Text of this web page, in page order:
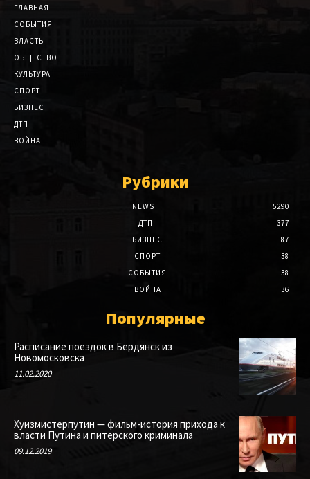
ГЛАВНАЯ
СОБЫТИЯ
ВЛАСТЬ
ОБЩЕСТВО
КУЛЬТУРА
СПОРТ
БИЗНЕС
ДТП
ВОЙНА
Рубрики
NEWS
5290
ДТП
377
БИЗНЕС
87
СПОРТ
38
СОБЫТИЯ
38
ВОЙНА
36
Популярные
Расписание поездок в Бердянск из
Новомосковска
11.02.2020
Хуизмистерпутин — фильм-история прихода к
власти Путина и питерского криминала
09.12.2019